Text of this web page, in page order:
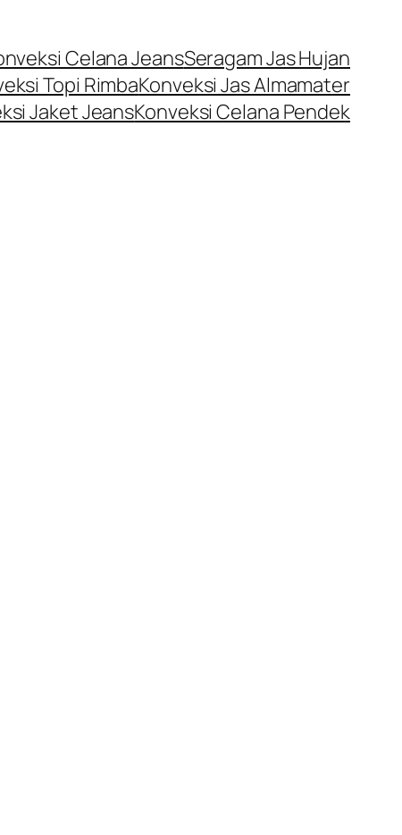
Celana JeansSeragam Jas Hujan
Topi RimbaKonveksi Jas Almamater
Jaket JeansKonveksi Celana Pendek